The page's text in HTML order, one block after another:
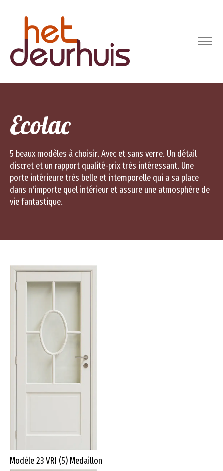
Ecolac
5 beaux modèles à choisir. Avec et sans verre. Un détail
discret et un rapport qualité-prix très intéressant. Une
porte intérieure très belle et intemporelle qui a sa place
dans n'importe quel intérieur et assure une atmosphère de
vie fantastique.
Modèle 23 VRI (5) Medaillon